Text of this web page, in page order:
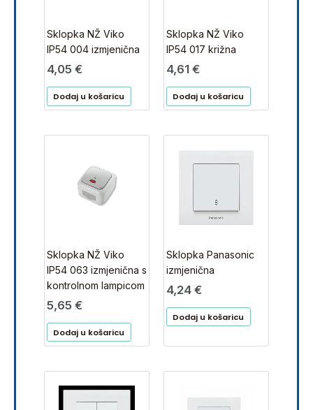
Sklopka NŽ Viko
IP54 004 izmjenična
4,05 €
Dodaj u košaricu
Sklopka NŽ Viko
IP54 017 križna
4,61 €
Dodaj u košaricu
Sklopka NŽ Viko
IP54 063 izmjenična s
kontrolnom lampicom
5,65 €
Dodaj u košaricu
Sklopka Panasonic
izmjenična
4,24 €
Dodaj u košaricu